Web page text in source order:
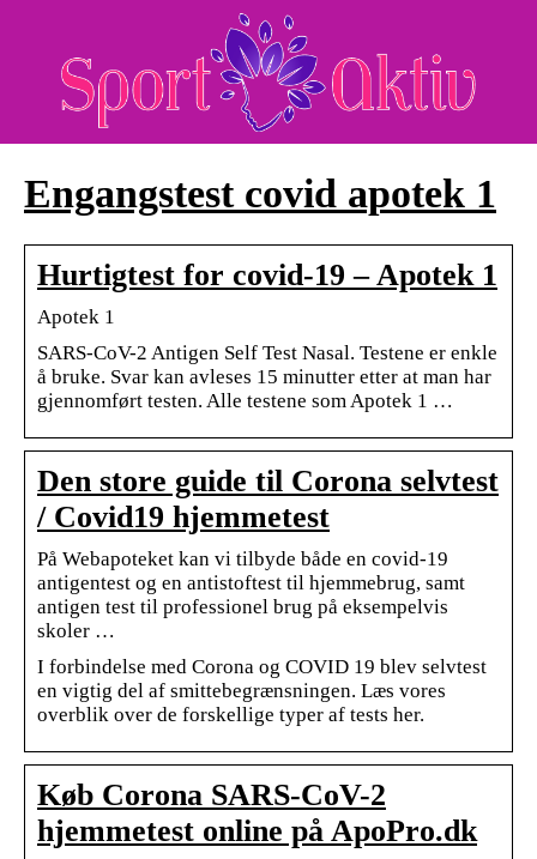
Engangstest covid apotek 1
Hurtigtest for covid-19 – Apotek 1
Apotek 1
SARS-CoV-2 Antigen Self Test Nasal. Testene er enkle
å bruke. Svar kan avleses 15 minutter etter at man har
gjennomført testen. Alle testene som Apotek 1 …
Den store guide til Corona selvtest
/ Covid19 hjemmetest
På Webapoteket kan vi tilbyde både en covid-19
antigentest og en antistoftest til hjemmebrug, samt
antigen test til professionel brug på eksempelvis
skoler …
I forbindelse med Corona og COVID 19 blev selvtest
en vigtig del af smittebegrænsningen. Læs vores
overblik over de forskellige typer af tests her.
Køb Corona SARS-CoV-2
hjemmetest online på ApoPro.dk